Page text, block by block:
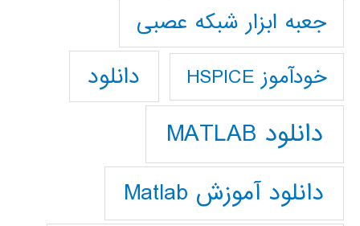
جعبه ابزار شبکه عصبی
خودآموز HSPICE دانلود
دانلود MATLAB
دانلود آموزش Matlab